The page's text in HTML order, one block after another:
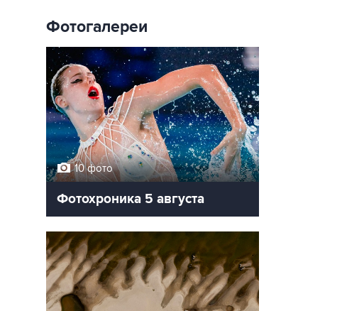
Фотогалереи
10 фото
Фотохроника 5 августа